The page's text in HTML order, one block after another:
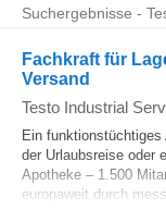
Suchergebnisse -
Fachkraft für
Versand
Testo Industrial
Ein
der Urlaubsreise oder
Apotheke – 1.500
europaweit durch